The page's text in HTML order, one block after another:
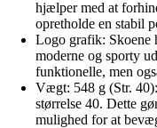
hjælper med at
opretholde en stabil
Logo grafik: Skoene
moderne og sporty
funktionelle, men
Vægt: 548 g (Str.
størrelse 40. Dette
mulighed for at